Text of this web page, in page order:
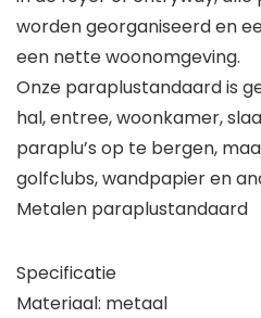
worden georganiseerd en
een nette woonomgeving.
Onze paraplustandaard is
hal, entree, woonkamer,
paraplu’s op te bergen,
golfclubs, wandpapier en
Metalen paraplustandaard
Specificatie
Materiaal: metaal